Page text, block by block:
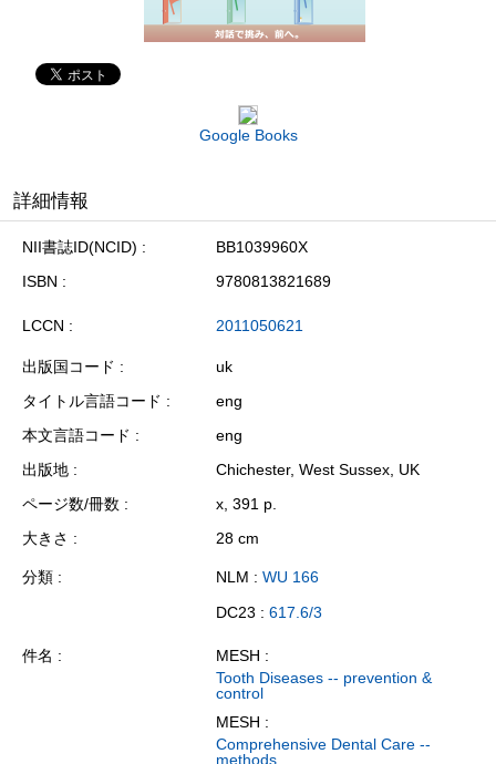
Google Books
詳細情報
NII書誌ID(NCID)
BB1039960X
ISBN
9780813821689
LCCN 2011050621
出版国コード
uk
タイトル言語コード
eng
本文言語コード
eng
出版地
Chichester, West Sussex, UK
ページ数/冊数
x, 391 p.
大きさ
28 cm
分類 NLM : WU 166
DC23 : 617.6/3
件名
MESH :
Tooth Diseases -- prevention &
control
MESH :
Comprehensive Dental Care --
methods